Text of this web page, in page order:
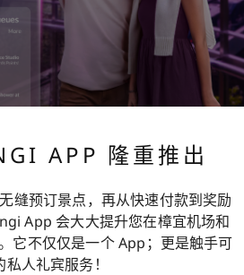
APP 隆重推出
缝预订景点，再从快速付款到奖励
App 会大大提升您在樟宜机场和
它不仅仅是一个 App；更是触手可
私人礼宾服务！